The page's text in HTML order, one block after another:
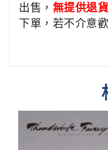
出售， 無提供退
下單，若不介意